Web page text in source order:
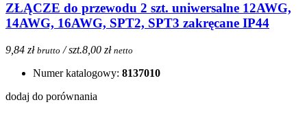
ZŁĄCZE do przewodu 2 szt. uniwersalne 12AWG,
14AWG, 16AWG, SPT2, SPT3 zakręcane IP44
9,84 zł brutto / szt.8,00 zł netto
Numer katalogowy: 8137010
dodaj do porównania